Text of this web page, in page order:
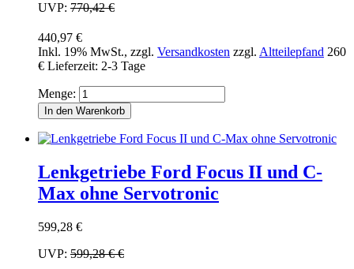
UVP: 770,42 €
440,97 €
Inkl. 19% MwSt., zzgl. Versandkosten zzgl. Altteilepfand 260
€ Lieferzeit: 2-3 Tage
Menge:
In den Warenkorb
Lenkgetriebe Ford Focus II und C-
Max ohne Servotronic
599,28 €
UVP: 599,28 €€